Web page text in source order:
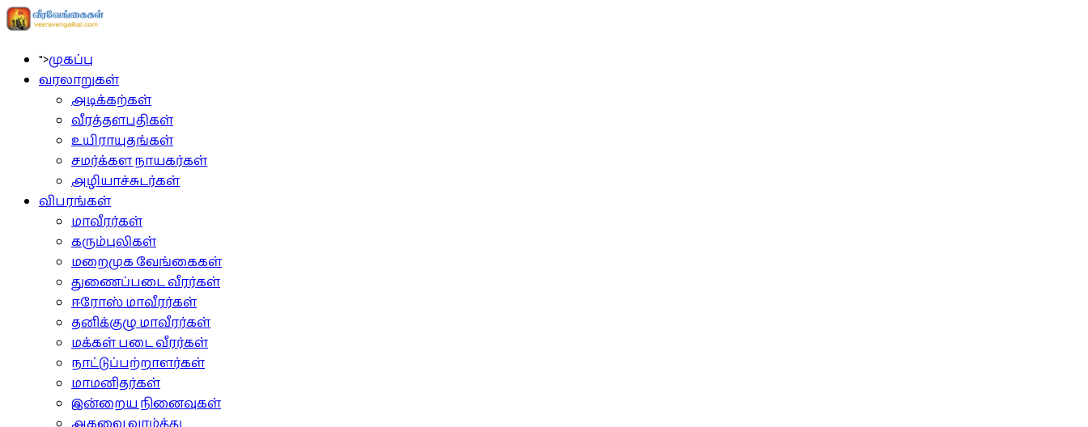
">முகப்பு
வரலாறுகள்
அடிக்கற்கள்
வீரத்தளபதிகள்
உயிராயுதங்கள்
சமர்க்கள நாயகர்கள்
அழியாச்சுடர்கள்
விபரங்கள்
மாவீரர்கள்
கரும்புலிகள்
மறைமுக வேங்கைகள்
துணைப்படை வீரர்கள்
ஈரோஸ் மாவீரர்கள்
தனிக்குழு மாவீரர்கள்
மக்கள் படை வீரர்கள்
நாட்டுப்பற்றாளர்கள்
மாமனிதர்கள்
இன்றைய நினைவுகள்